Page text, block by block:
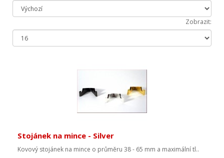
Zobrazit:
Stojánek na mince - Silver
Kovový stojánek na mince o průměru 38 - 65 mm a maximální tl..